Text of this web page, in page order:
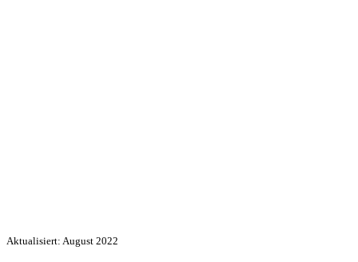
Aktualisiert: August 2022